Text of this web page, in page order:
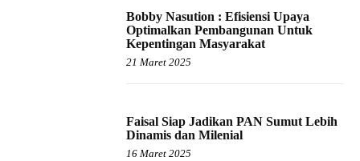
Bobby Nasution : Efisiensi Upaya
Optimalkan Pembangunan Untuk
Kepentingan Masyarakat
21 Maret 2025
Faisal Siap Jadikan PAN Sumut Lebih
Dinamis dan Milenial
16 Maret 2025